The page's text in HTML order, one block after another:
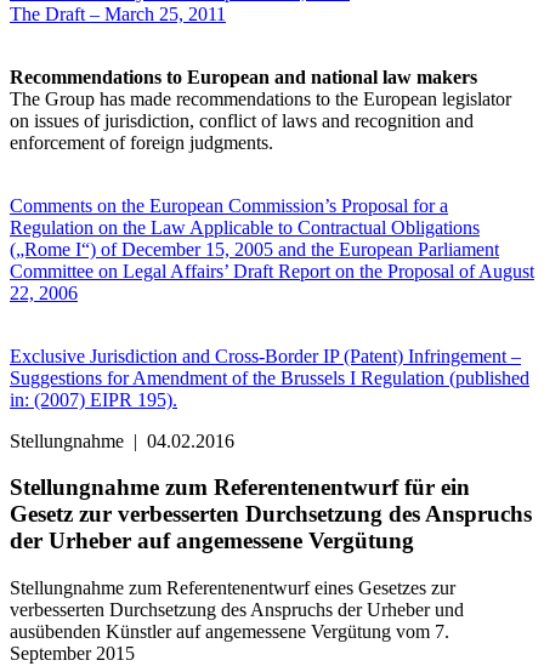
The Draft – March 25, 2011
Recommendations to European and national law makers
The Group has made recommendations to the European legislator
on issues of jurisdiction, conflict of laws and recognition and
enforcement of foreign judgments.
Comments on the European Commission’s Proposal for a
Regulation on the Law Applicable to Contractual Obligations
(„Rome I“) of December 15, 2005 and the European Parliament
Committee on Legal Affairs’ Draft Report on the Proposal of August
22, 2006
Exclusive Jurisdiction and Cross-Border IP (Patent) Infringement –
Suggestions for Amendment of the Brussels I Regulation (published
in: (2007) EIPR 195).
Stellungnahme | 04.02.2016
Stellungnahme zum Referentenentwurf für ein
Gesetz zur verbesserten Durchsetzung des Anspruchs
der Urheber auf angemessene Vergütung
Stellungnahme zum Referentenentwurf eines Gesetzes zur
verbesserten Durchsetzung des Anspruchs der Urheber und
ausübenden Künstler auf angemessene Vergütung vom 7.
September 2015